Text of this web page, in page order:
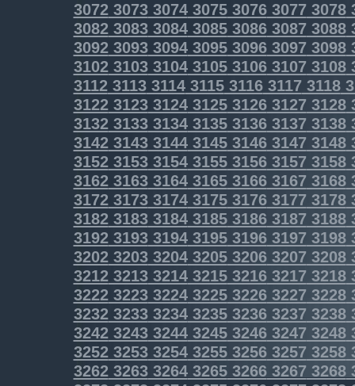
3072307330743075307630773078
3082308330843085308630873088
3092309330943095309630973098
3102310331043105310631073108
311231133114311531163117 3118
312231233124312531263127 3128
313231333134313531363137 3138
314231433144314531463147 3148
315231533154315531563157 3158
316231633164316531663167 3168
317231733174317531763177 3178
318231833184318531863187 3188
319231933194319531963197 3198
320232033204320532063207 3208
321232133214321532163217 3218
322232233224322532263227 3228
323232333234323532363237 3238
324232433244324532463247 3248
325232533254325532563257 3258
326232633264326532663267 3268